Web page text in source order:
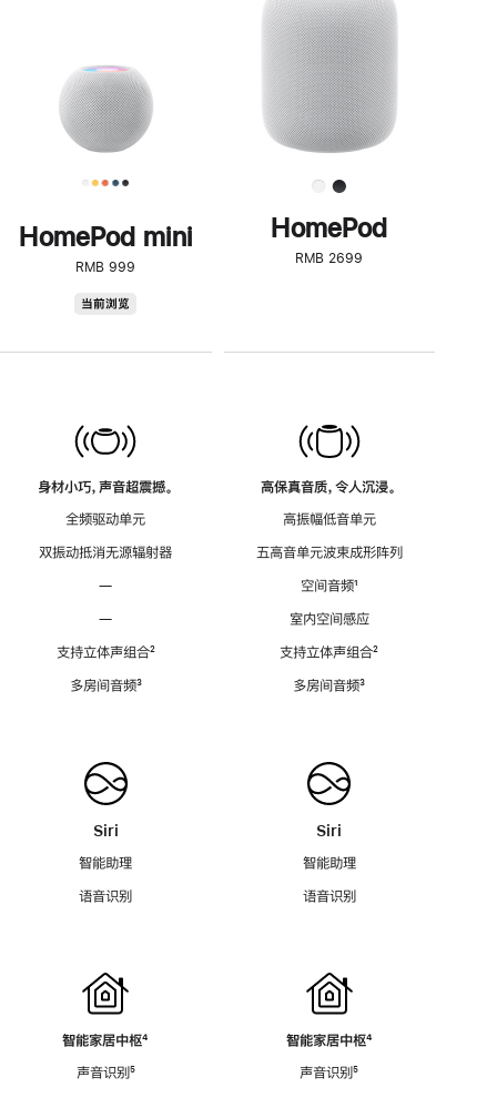
HomePod mini
RMB 999
当前浏览
身材小巧，声音超震撼。
全频驱动单元
双振动抵消无源辐射器
—
—
支持立体声组合脚
²
多房间音频脚
³
Siri
智能助理
语音识别
智能家居中枢脚
⁴
声音识别脚
⁵
了
解
HomePod<
HomePod
RMB 2699
高保真音质，令人沉浸。
高振幅低音单元
五高音单元波束成形阵列
空间音频脚
¹
室内空间感应
支持立体声组合脚
²
多房间音频脚
³
Siri
智能助理
语音识别
智能家居中枢脚
⁴
声音识别脚
⁵